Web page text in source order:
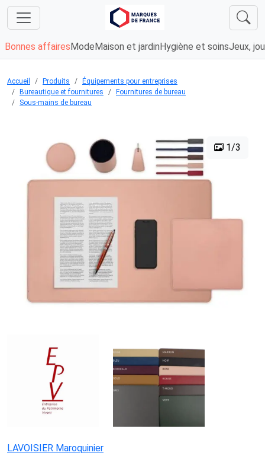
Bonnes affaires Mode Maison et jardin Hygiène et soinsJeux,
Accueil Produits
Équipements pour entreprises
Bureautique et fournitures
Fournitures de bureau
Sous-mains de bureau
1/3
LAVOISIER Maroquinier